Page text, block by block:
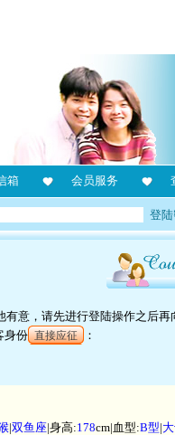
箱 会员服务
登
意，请先进行登陆操作之后
身份 直接应征 ：
|双鱼座|身高:178cm|血型:B型|